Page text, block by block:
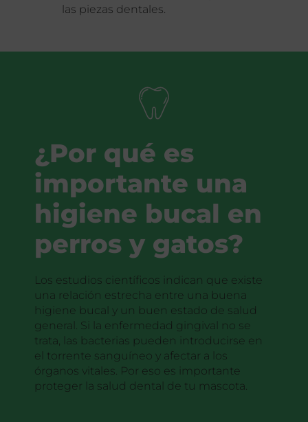
las piezas dentales.
¿Por qué es
importante una
higiene bucal en
perros y gatos?
Los estudios científicos indican que existe
una relación estrecha entre una buena
higiene bucal y un buen estado de salud
general. Si la enfermedad gingival no se
trata, las bacterias pueden introducirse en
el torrente sanguíneo y afectar a los
órganos vitales. Por eso es importante
proteger la salud dental de tu mascota.